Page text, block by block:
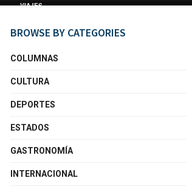
VIAJES
BROWSE BY CATEGORIES
COLUMNAS
CULTURA
DEPORTES
ESTADOS
GASTRONOMÍA
INTERNACIONAL